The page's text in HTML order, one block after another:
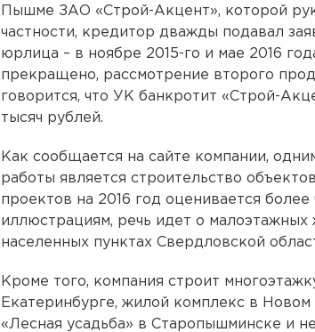
Пышме ЗАО «Строй-Акцент», которой
частности, кредитор дважды подавал
юрлица – в ноябре 2015-го и мае 2016
прекращено, рассмотрение второго
говорится, что УК банкротит «Строй-
тысяч рублей.
Как сообщается на сайте компании,
работы является строительство
проектов на 2016 год оценивается
иллюстрациям, речь идет о
населенных пунктах Свердловской
Кроме того, компания строит
Екатеринбурге, жилой комплекс в
«Лесная усадьба» в Старопышминске и